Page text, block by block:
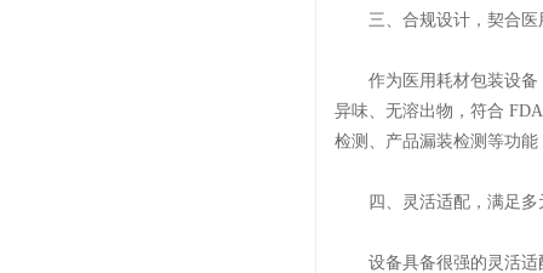
三、合规设计，契合医
作为医用耗材包装设备，
异味、无溶出物，符合
检测、产品漏装检测等功
四、灵活适配，满足多
设备具备很强的灵活适配